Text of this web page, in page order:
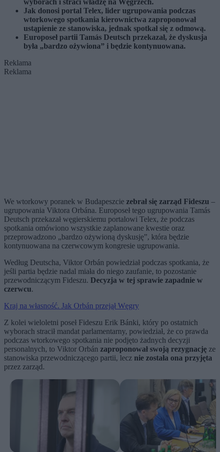
wyborach i straci władzę na Węgrzech.
Jak donosi portal Telex, lider ugrupowania podczas
wtorkowego spotkania kierownictwa zaproponował
ustąpienie ze stanowiska, jednak spotkał się z odmową.
Europoseł partii Tamás Deutsch przekazał, że dyskusja
była „bardzo ożywiona” i będzie kontynuowana.
Reklama
Reklama
We wtorkowy poranek w Budapeszcie zebrał się zarząd Fideszu –
ugrupowania Viktora Orbána. Europoseł tego ugrupowania Tamás
Deutsch przekazał węgierskiemu portalowi Telex, że podczas
spotkania omówiono wszystkie zaplanowane kwestie oraz
przeprowadzono „bardzo ożywioną dyskusję”, która będzie
kontynuowana na czerwcowym kongresie ugrupowania.
Według Deutscha, Viktor Orbán powiedział podczas spotkania, że ​​
jeśli partia będzie nadal miała do niego zaufanie, to pozostanie
przewodniczącym Fideszu. Decyzja w tej sprawie zapadnie w
czerwcu.
Kraj na własność. Jak Orbán przejął Węgry
Z kolei wieloletni poseł Fideszu Erik Bánki, który po ostatnich
wyborach stracił mandat parlamentarny, powiedział, że co prawda
podczas wtorkowego spotkania nie podjęto żadnych decyzji
personalnych, to Viktor Orbán zaproponował swoją rezygnację ze
stanowiska przewodniczącego partii, lecz nie została ona przyjęta
przez zarząd.